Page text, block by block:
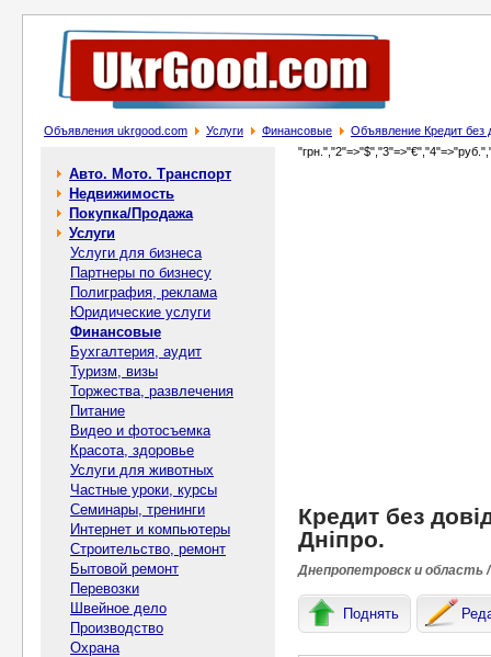
Объявления ukrgood.com Услуги Финансовые Объявление Кредит без
Авто. Мото. Транспорт
Недвижимость
Покупка/Продажа
Услуги
Услуги для бизнеса
Партнеры по бизнесу
Полиграфия, реклама
Юридические услуги
Финансовые
Бухгалтерия, аудит
Туризм, визы
Торжества, развлечения
Питание
Видео и фотосъемка
Красота, здоровье
Услуги для животных
Частные уроки, курсы
Семинары, тренинги
Интернет и компьютеры
Строительство, ремонт
Бытовой ремонт
Перевозки
Швейное дело
Производство
Охрана
Кредит без
Дніпро.
Днепропетровск и область
Поднять